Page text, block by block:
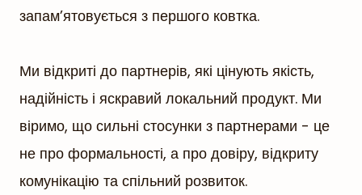
запам’ятовується з першого ковтка.
Ми відкриті до партнерів, які цінують якість,
надійність і яскравий локальний продукт. Ми
віримо, що сильні стосунки з партнерами - це
не про формальності, а про довіру, відкриту
комунікацію та спільний розвиток.